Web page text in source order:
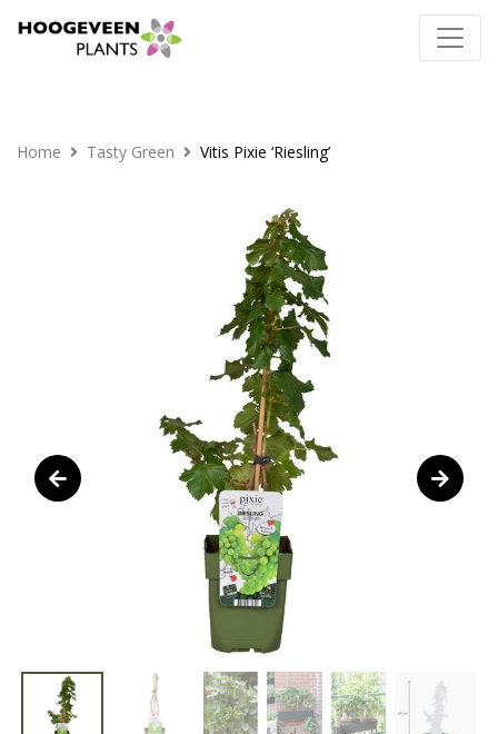
Home Tasty Green Vitis Pixie ‘Riesling’